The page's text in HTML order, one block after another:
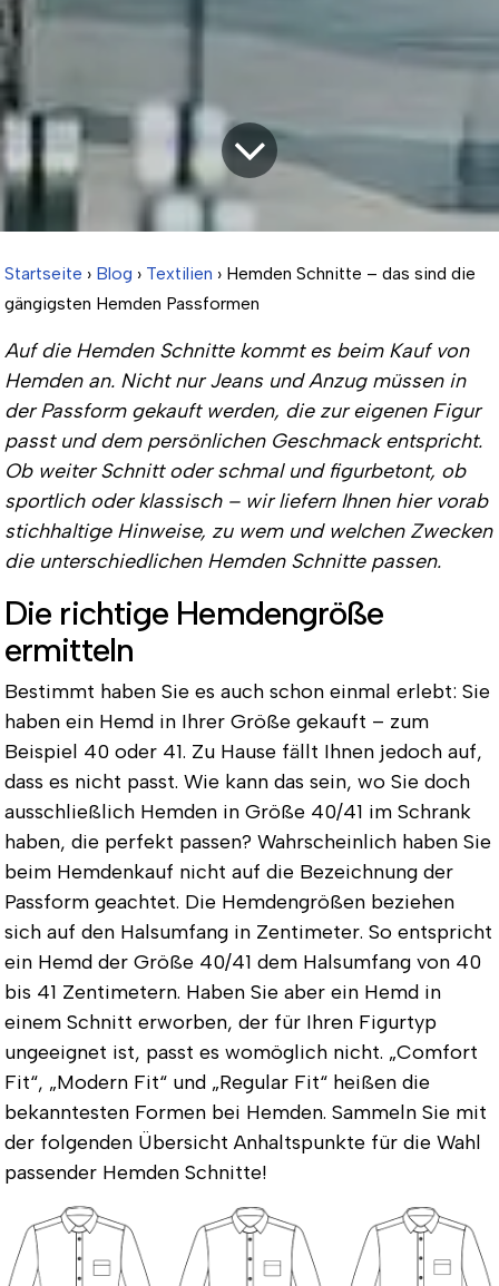
Startseite › Blog › Textilien › Hemden Schnitte – das sind die
gängigsten Hemden Passformen
Auf die Hemden Schnitte kommt es beim Kauf von
Hemden an. Nicht nur Jeans und Anzug müssen in
der Passform gekauft werden, die zur eigenen Figur
passt und dem persönlichen Geschmack entspricht.
Ob weiter Schnitt oder schmal und figurbetont, ob
sportlich oder klassisch – wir liefern Ihnen hier vorab
stichhaltige Hinweise, zu wem und welchen Zwecken
die unterschiedlichen Hemden Schnitte passen.
Die richtige Hemdengröße
ermitteln
Bestimmt haben Sie es auch schon einmal erlebt: Sie
haben ein Hemd in Ihrer Größe gekauft – zum
Beispiel 40 oder 41. Zu Hause fällt Ihnen jedoch auf,
dass es nicht passt. Wie kann das sein, wo Sie doch
ausschließlich Hemden in Größe 40/41 im Schrank
haben, die perfekt passen? Wahrscheinlich haben Sie
beim Hemdenkauf nicht auf die Bezeichnung der
Passform geachtet. Die Hemdengrößen beziehen
sich auf den Halsumfang in Zentimeter. So entspricht
ein Hemd der Größe 40/41 dem Halsumfang von 40
bis 41 Zentimetern. Haben Sie aber ein Hemd in
einem Schnitt erworben, der für Ihren Figurtyp
ungeeignet ist, passt es womöglich nicht. „Comfort
Fit“, „Modern Fit“ und „Regular Fit“ heißen die
bekanntesten Formen bei Hemden. Sammeln Sie mit
der folgenden Übersicht Anhaltspunkte für die Wahl
passender Hemden Schnitte!